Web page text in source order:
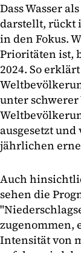
Dass Wasser
darstellt, rückt
in den Fokus.
Prioritäten ist,
2024. So
unter
ausgesetzt
jährlichen
Auch
sehen die
zugenommen,
Intensität von